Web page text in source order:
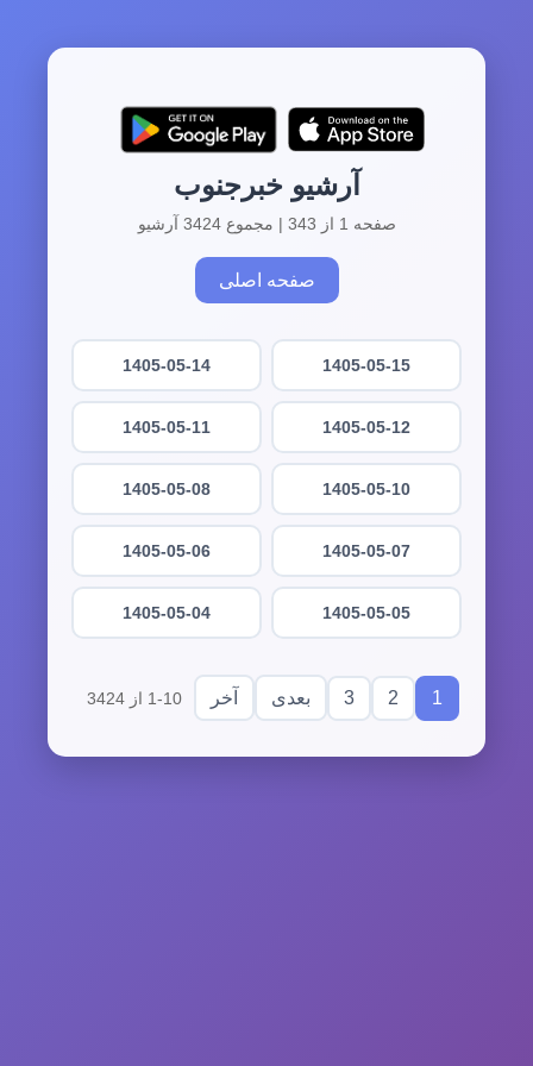
آرشیو خبرجنوب
صفحه 1 از 343 | مجموع 3424 آرشیو
صفحه اصلی
1405-05-15
1405-05-14
1405-05-12
1405-05-11
1405-05-10
1405-05-08
1405-05-07
1405-05-06
1405-05-05
1405-05-04
1
2
3 بعدی آخر 1-10 از 3424